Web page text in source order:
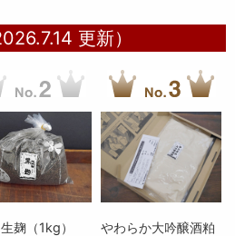
更新）
麹（1kg）
やわらか大吟醸酒粕